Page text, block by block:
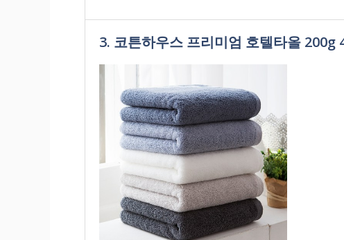
3. 코튼하우스 프리미엄 호텔타올 200g